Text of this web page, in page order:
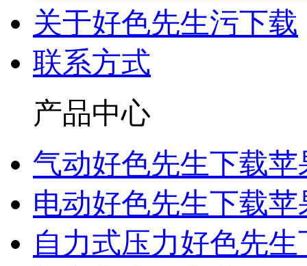
关于好色先生污下载
联系方式
产品中心
气动好色先生下载
电动好色先生下载
自力式压力好色先